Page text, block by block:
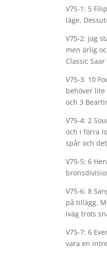
V75-1: 5
läge.
V75-2: Jag
men ärlig
Classic
V75-3: 10
behöver lite
och 3
V75-4: 2
och i förra
spår och
V75-5: 6
V75-6: 8
på tillägg.
iväg trots
V75-7: 6
vara en